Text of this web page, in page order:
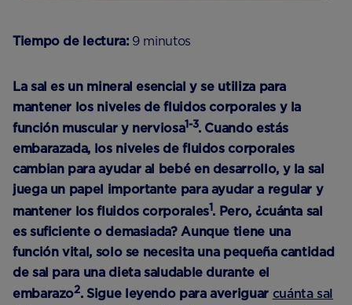
Tiempo de lectura: 9 minutos
La sal es un mineral esencial y se utiliza para
mantener los niveles de fluidos corporales y la
función muscular y nerviosa1-3. Cuando estás
embarazada, los niveles de fluidos corporales
cambian para ayudar al bebé en desarrollo, y la sal
juega un papel importante para ayudar a regular y
mantener los fluidos corporales1. Pero, ¿cuánta sal
es suficiente o demasiada? Aunque tiene una
función vital, solo se necesita una pequeña cantidad
de sal para una dieta saludable durante el
embarazo2. Sigue leyendo para averiguar cuánta sal